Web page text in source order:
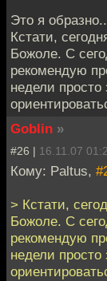
Это я
Кстати,
Божоле. С
рекомендую
недели
Goblin »
#26 | 16.11.07
Кому: Paltus,
> Кстати,
Божоле. С
рекомендую
недели